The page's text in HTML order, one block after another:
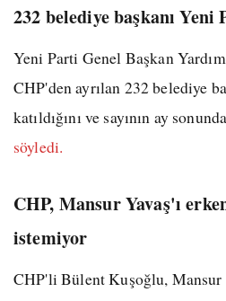
232 belediye başkanı
Yeni Parti Genel Başkan
CHP'den ayrılan 232 belediye
katıldığını ve sayının ay
söyledi.
CHP, Mansur Yavaş'ı
istemiyor
CHP'li Bülent Kuşoğlu, Mansur